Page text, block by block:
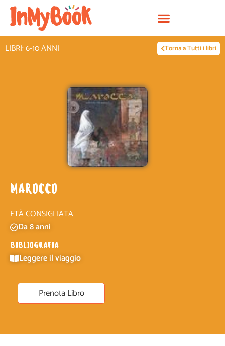
Vai
contenuto
LIBRI: 6-10 ANNI Torna a Tutti i libri
MAROCCO
ETÀ CONSIGLIATA
Da 8 anni
BIBLIOGRAFIA
Leggere il viaggio
Prenota Libro